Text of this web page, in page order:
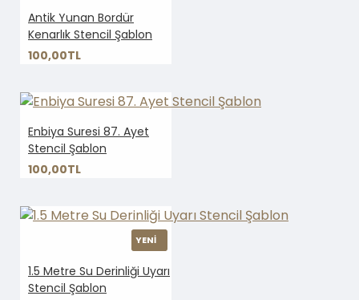
Antik Yunan Bordür
Kenarlık Stencil Şablon
100,00TL
Enbiya Suresi 87. Ayet
Stencil Şablon
100,00TL
YENİ
1.5 Metre Su Derinliği Uyarı
Stencil Şablon